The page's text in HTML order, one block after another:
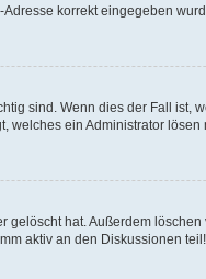
korrekt eingegeben
sind. Wenn dies der Fall
welches ein Administrator lösen
hat. Außerdem
aktiv an den Diskussionen teil!